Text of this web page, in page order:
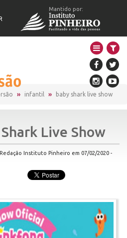
Mantido por:
infantil baby shark live show
Live Show
Instituto Pinheiro em 07/02/2020 -